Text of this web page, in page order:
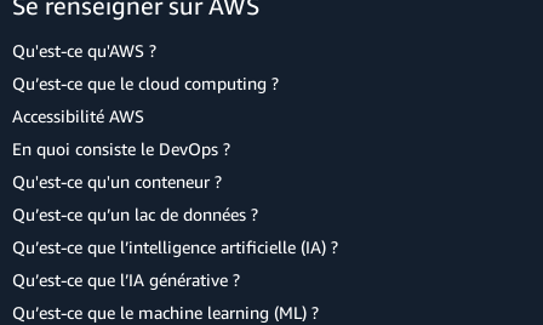
Qu'est-ce qu'AWS ?
Qu’est-ce que le cloud computing ?
Accessibilité AWS
En quoi consiste le DevOps ?
Qu'est-ce qu'un conteneur ?
Qu’est-ce qu’un lac de données ?
Qu’est-ce que l’intelligence artificielle (IA) ?
Qu’est-ce que l’IA générative ?
Qu’est-ce que le machine learning (ML) ?